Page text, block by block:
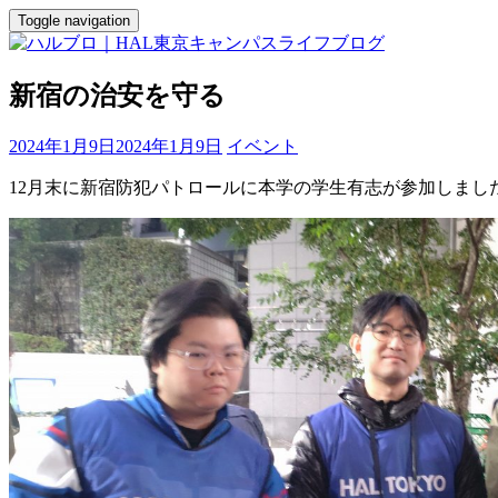
Toggle navigation
新宿の治安を守る
2024年1月9日 2024年1月9日 イベント
12月末に新宿防犯パトロールに本学の学生有志が参加しまし